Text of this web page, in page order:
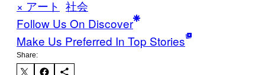
× アート 社会
Follow Us On Discover
Make Us Preferred In Top Stories
Share: